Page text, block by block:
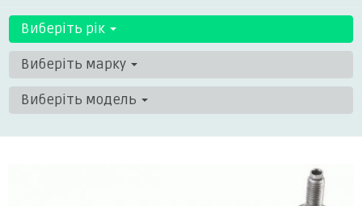
Виберіть рік
Виберіть марку
Виберіть модель